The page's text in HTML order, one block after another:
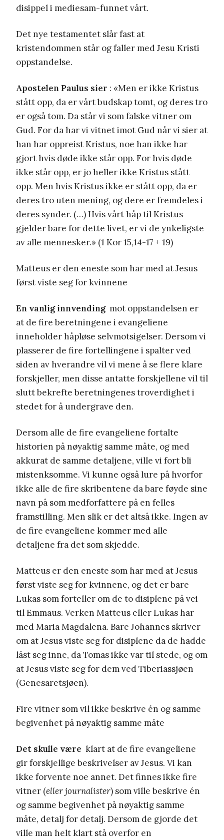
disippel i mediesam-funnet vårt.
Det nye testamentet slår fast at
kristendommen står og faller med Jesu Kristi
oppstandelse.
Apostelen Paulus sier : «Men er ikke Kristus
stått opp, da er vårt budskap tomt, og deres tro
er også tom. Da står vi som falske vitner om
Gud. For da har vi vitnet imot Gud når vi sier at
han har oppreist Kristus, noe han ikke har
gjort hvis døde ikke står opp. For hvis døde
ikke står opp, er jo heller ikke Kristus stått
opp. Men hvis Kristus ikke er stått opp, da er
deres tro uten mening, og dere er fremdeles i
deres synder. (…) Hvis vårt håp til Kristus
gjelder bare for dette livet, er vi de ynkeligste
av alle mennesker.» (1 Kor 15,14-17 + 19)
Matteus er den eneste som har med at Jesus
først viste seg for kvinnene
En vanlig innvendingmot oppstandelsen er
at de fire beretningene i evangeliene
inneholder håpløse selvmotsigelser. Dersom vi
plasserer de fire fortellingene i spalter ved
siden av hverandre vil vi mene å se flere klare
forskjeller, men disse antatte forskjellene vil til
slutt bekrefte beretningenes troverdighet i
stedet for å undergrave den.
Dersom alle de fire evangeliene fortalte
historien på nøyaktig samme måte, og med
akkurat de samme detaljene, ville vi fort bli
mistenksomme. Vi kunne også lure på hvorfor
ikke alle de fire skribentene da bare føyde sine
navn på som medforfattere på en felles
framstilling. Men slik er det altså ikke. Ingen av
de fire evangeliene kommer med alle
detaljene fra det som skjedde.
Matteus er den eneste som har med at Jesus
først viste seg for kvinnene, og det er bare
Lukas som forteller om de to disiplene på vei
til Emmaus. Verken Matteus eller Lukas har
med Maria Magdalena. Bare Johannes skriver
om at Jesus viste seg for disiplene da de hadde
låst seg inne, da Tomas ikke var til stede, og om
at Jesus viste seg for dem ved Tiberiassjøen
(Genesaretsjøen).
Fire vitner som vil ikke beskrive én og samme
begivenhet på nøyaktig samme måte
Det skulle være klart at de fire evangeliene
gir forskjellige beskrivelser av Jesus. Vi kan
ikke forvente noe annet. Det finnes ikke fire
vitner (eller journalister) som ville beskrive én
og samme begivenhet på nøyaktig samme
måte, detalj for detalj. Dersom de gjorde det
ville man helt klart stå overfor en